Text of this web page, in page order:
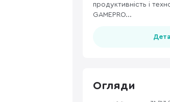
продуктивність і
GAMEPRO...
Огляди